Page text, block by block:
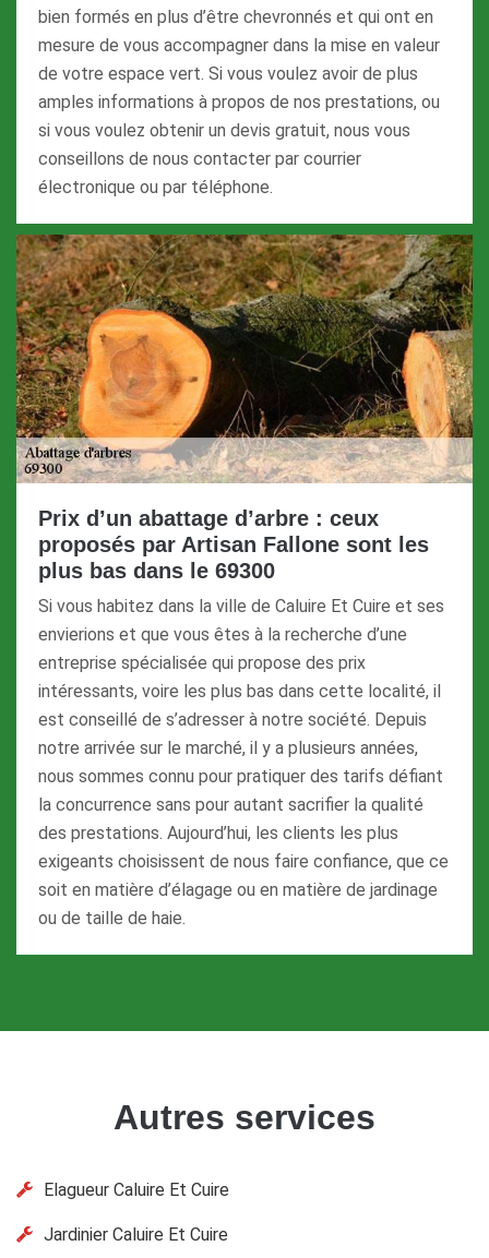
bien formés en plus d’être chevronnés et qui ont en
mesure de vous accompagner dans la mise en valeur
de votre espace vert. Si vous voulez avoir de plus
amples informations à propos de nos prestations, ou
si vous voulez obtenir un devis gratuit, nous vous
conseillons de nous contacter par courrier
électronique ou par téléphone.
Prix d’un abattage d’arbre : ceux
proposés par Artisan Fallone sont les
plus bas dans le 69300
Si vous habitez dans la ville de Caluire Et Cuire et ses
envierions et que vous êtes à la recherche d’une
entreprise spécialisée qui propose des prix
intéressants, voire les plus bas dans cette localité, il
est conseillé de s’adresser à notre société. Depuis
notre arrivée sur le marché, il y a plusieurs années,
nous sommes connu pour pratiquer des tarifs défiant
la concurrence sans pour autant sacrifier la qualité
des prestations. Aujourd’hui, les clients les plus
exigeants choisissent de nous faire confiance, que ce
soit en matière d’élagage ou en matière de jardinage
ou de taille de haie.
Autres services
Elagueur Caluire Et Cuire
Jardinier Caluire Et Cuire